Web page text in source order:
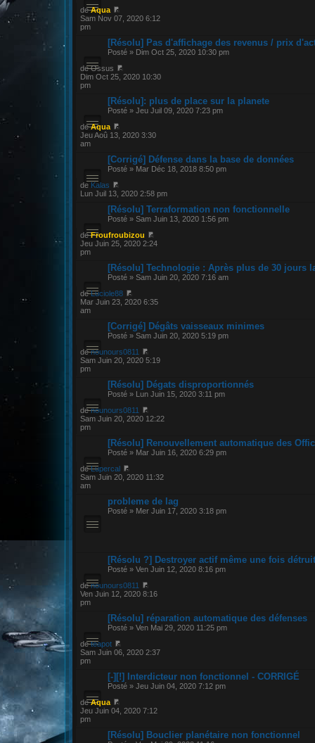
deAqua
Sam Nov 07, 2020 6:12
pm
[Résolu] Pas d'affichage des revenus / prix
Posté » Dim Oct 25, 2020 10:30 pm
de Ossus
Dim Oct 25, 2020 10:30
pm
[Résolu]: plus de place sur la planete
Posté » Jeu Juil 09, 2020 7:23 pm
deAqua
Jeu Aoû 13, 2020 3:30
am
[Corrigé] Défense dans la base de données
Posté » Mar Déc 18, 2018 8:50 pm
de Kalas
Lun Juil 13, 2020 2:58 pm
[Résolu] Terraformation non fonctionnelle
Posté » Sam Juin 13, 2020 1:56 pm
deFroufroubizou
Jeu Juin 25, 2020 2:24
pm
[Résolu] Technologie : Après plus de 30 jours
Posté » Sam Juin 20, 2020 7:16 am
deLuciole88
Mar Juin 23, 2020 6:35
am
[Corrigé] Dégâts vaisseaux minimes
Posté » Sam Juin 20, 2020 5:19 pm
denounours0811
Sam Juin 20, 2020 5:19
pm
[Résolu] Dégats disproportionnés
Posté » Lun Juin 15, 2020 3:11 pm
denounours0811
Sam Juin 20, 2020 12:22
pm
[Résolu] Renouvellement automatique des
Posté » Mar Juin 16, 2020 6:29 pm
deLupercal
Sam Juin 20, 2020 11:32
am
probleme de lag
Posté » Mer Juin 17, 2020 3:18 pm
[Résolu ?] Destroyer actif même une fois détruit
Posté » Ven Juin 12, 2020 8:16 pm
denounours0811
Ven Juin 12, 2020 8:16
pm
[Résolu] réparation automatique des défenses
Posté » Ven Mai 29, 2020 11:25 pm
deteapot
Sam Juin 06, 2020 2:37
pm
[-][!] Interdicteur non fonctionnel - CORRIGÉ
Posté » Jeu Juin 04, 2020 7:12 pm
deAqua
Jeu Juin 04, 2020 7:12
pm
[Résolu] Bouclier planétaire non fonctionnel